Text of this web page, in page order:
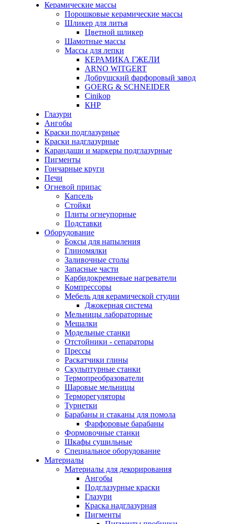
Керамические массы
Порошковые керамические массы
Шликер для литья
Цветной шликер
Шамотные массы
Массы для лепки
КЕРАМИКА ГЖЕЛИ
ARNO WITGERT
Добрушский фарфоровый завод
GOERG & SCHNEIDER
Cinikop
КНР
Глазури
Ангобы
Краски подглазурные
Краски надглазурные
Карандаши и маркеры подглазурные
Пигменты
Гончарные круги
Печи
Огневой припас
Капсель
Стойки
Плиты огнеупорные
Подставки
Оборудование
Боксы для напыления
Глиномялки
Заливочные столы
Запасные части
Карбидокремневые нагреватели
Компрессоры
Мебель для керамической студии
Джокерная система
Мельницы лабораторные
Мешалки
Модельные станки
Отстойники - сепараторы
Прессы
Раскатчики глины
Скульптурные станки
Термопреобразователи
Шаровые мельницы
Терморегуляторы
Турнетки
Барабаны и стаканы для помола
Фарфоровые барабаны
Формовочные станки
Шкафы сушильные
Специальное оборудование
Материалы
Материалы для декорирования
Ангобы
Подглазурные краски
Глазури
Краска надглазурная
Пигменты